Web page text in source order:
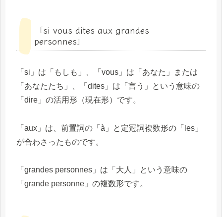
「si vous dites aux grandes
personnes」
「si」は「もしも」、「vous」は「あなた」または
「あなたたち」、「dites」は「言う」という意味の
「dire」の活用形（現在形）です。
「aux」は、前置詞の「à」と定冠詞複数形の「les」
が合わさったものです。
「grandes personnes」は「大人」という意味の
「grande personne」の複数形です。